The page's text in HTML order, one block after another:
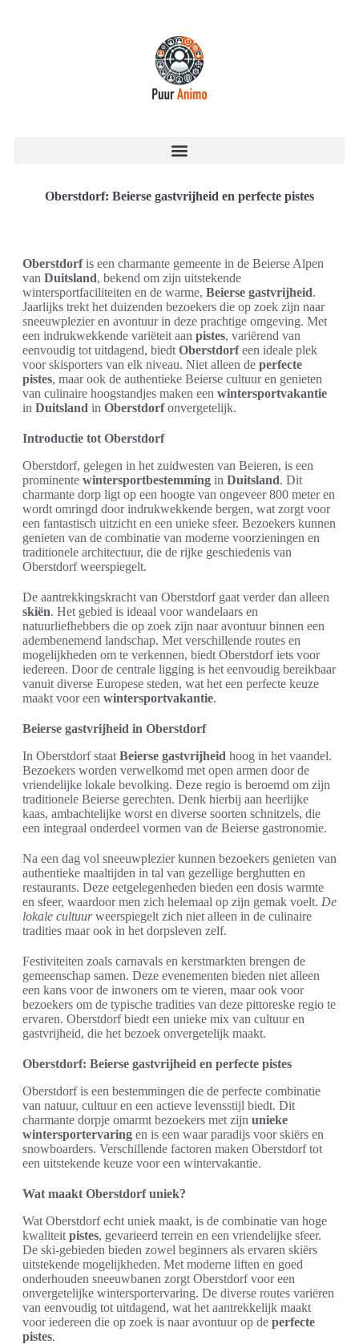
Oberstdorf: Beierse gastvrijheid en perfecte pistes
Oberstdorfis een charmante gemeente in de Beierse Alpen
van Duitsland, bekend om zijn uitstekende
wintersportfaciliteiten en de warme, Beierse gastvrijheid.
Jaarlijks trekt het duizenden bezoekers die op zoek zijn naar
sneeuwplezier en avontuur in deze prachtige omgeving. Met
een indrukwekkende variëteit aan pistes, variërend van
eenvoudig tot uitdagend, biedt Oberstdorfeen ideale plek
voor skisporters van elk niveau. Niet alleen de perfecte
pistes, maar ook de authentieke Beierse cultuur en genieten
van culinaire hoogstandjes maken een wintersportvakantie
in Duitsland in Oberstdorfonvergetelijk.
Introductie tot Oberstdorf
Oberstdorf, gelegen in het zuidwesten van Beieren, is een
prominente wintersportbestemming in Duitsland. Dit
charmante dorp ligt op een hoogte van ongeveer 800 meter en
wordt omringd door indrukwekkende bergen, wat zorgt voor
een fantastisch uitzicht en een unieke sfeer. Bezoekers kunnen
genieten van de combinatie van moderne voorzieningen en
traditionele architectuur, die de rijke geschiedenis van
Oberstdorf weerspiegelt.
De aantrekkingskracht van Oberstdorf gaat verder dan alleen
skiën. Het gebied is ideaal voor wandelaars en
natuurliefhebbers die op zoek zijn naar avontuur binnen een
adembenemend landschap. Met verschillende routes en
mogelijkheden om te verkennen, biedt Oberstdorf iets voor
iedereen. Door de centrale ligging is het eenvoudig bereikbaar
vanuit diverse Europese steden, wat het een perfecte keuze
maakt voor een wintersportvakantie.
Beierse gastvrijheid in Oberstdorf
In Oberstdorf staat Beierse gastvrijheid hoog in het vaandel.
Bezoekers worden verwelkomd met open armen door de
vriendelijke lokale bevolking. Deze regio is beroemd om zijn
traditionele Beierse gerechten. Denk hierbij aan heerlijke
kaas, ambachtelijke worst en diverse soorten schnitzels, die
een integraal onderdeel vormen van de Beierse gastronomie.
Na een dag vol sneeuwplezier kunnen bezoekers genieten van
authentieke maaltijden in tal van gezellige berghutten en
restaurants. Deze eetgelegenheden bieden een dosis warmte
en sfeer, waardoor men zich helemaal op zijn gemak voelt. De
lokale cultuurweerspiegelt zich niet alleen in de culinaire
tradities maar ook in het dorpsleven zelf.
Festiviteiten zoals carnavals en kerstmarkten brengen de
gemeenschap samen. Deze evenementen bieden niet alleen
een kans voor de inwoners om te vieren, maar ook voor
bezoekers om de typische tradities van deze pittoreske regio te
ervaren. Oberstdorf biedt een unieke mix van cultuur en
gastvrijheid, die het bezoek onvergetelijk maakt.
Oberstdorf: Beierse gastvrijheid en perfecte pistes
Oberstdorf is een bestemmingen die de perfecte combinatie
van natuur, cultuur en een actieve levensstijl biedt. Dit
charmante dorpje omarmt bezoekers met zijn unieke
wintersportervaring en is een waar paradijs voor skiërs en
snowboarders. Verschillende factoren maken Oberstdorf tot
een uitstekende keuze voor een wintervakantie.
Wat maakt Oberstdorf uniek?
Wat Oberstdorf echt uniek maakt, is de combinatie van hoge
kwaliteit pistes, gevarieerd terrein en een vriendelijke sfeer.
De ski-gebieden bieden zowel beginners als ervaren skiërs
uitstekende mogelijkheden. Met moderne liften en goed
onderhouden sneeuwbanen zorgt Oberstdorf voor een
onvergetelijke wintersportervaring. De diverse routes variëren
van eenvoudig tot uitdagend, wat het aantrekkelijk maakt
voor iedereen die op zoek is naar avontuur op de perfecte
pistes.